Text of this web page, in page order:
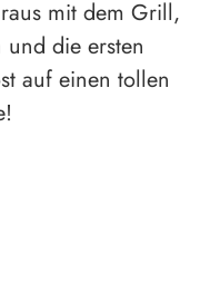
mit dem Grill,
die ersten
auf einen tollen